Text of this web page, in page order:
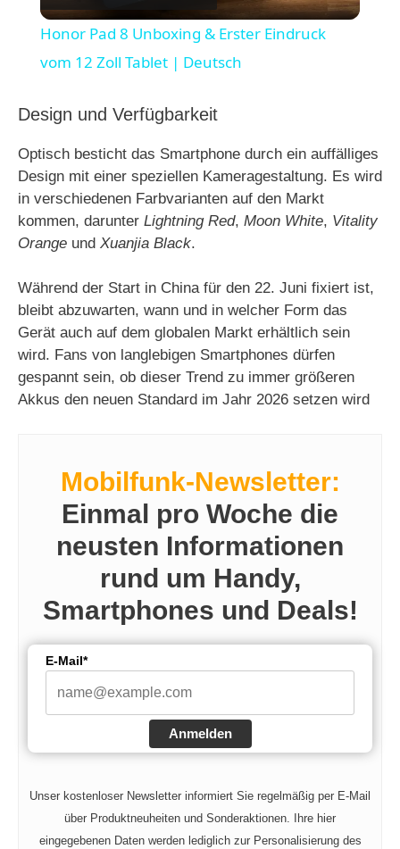
a
y
V
i
d
e
o
Honor Pad 8 Unboxing & Erster Eindruck
vom 12 Zoll Tablet | Deutsch
Design und Verfügbarkeit
Optisch besticht das Smartphone durch ein auffälliges
Design mit einer speziellen Kameragestaltung. Es wird
in verschiedenen Farbvarianten auf den Markt
kommen, darunter Lightning Red, Moon White, Vitality
Orange und Xuanjia Black.
Während der Start in China für den 22. Juni fixiert ist,
bleibt abzuwarten, wann und in welcher Form das
Gerät auch auf dem globalen Markt erhältlich sein
wird. Fans von langlebigen Smartphones dürfen
gespannt sein, ob dieser Trend zu immer größeren
Akkus den neuen Standard im Jahr 2026 setzen wird
Mobilfunk-Newsletter:
Einmal pro Woche die
neusten Informationen
rund um Handy,
Smartphones und Deals!
E-Mail*
Anmelden
Unser kostenloser Newsletter informiert Sie regelmäßig per E-Mail
über Produktneuheiten und Sonderaktionen. Ihre hier
eingegebenen Daten werden lediglich zur Personalisierung des